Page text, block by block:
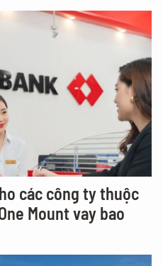
các công ty thuộc
Mount vay bao